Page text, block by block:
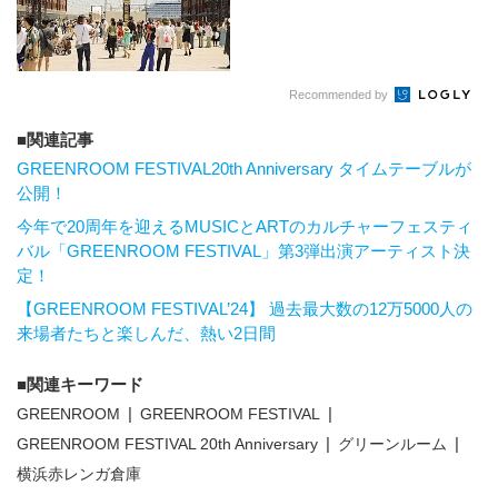
Recommended by
関連記事
GREENROOM FESTIVAL20th Anniversary タイムテーブルが
公開！
今年で20周年を迎えるMUSICとARTのカルチャーフェスティ
バル「GREENROOM FESTIVAL」第3弾出演アーティスト決
定！
【GREENROOM FESTIVAL’24】 過去最大数の12万5000人の
来場者たちと楽しんだ、熱い2日間
関連キーワード
GREENROOM
GREENROOM FESTIVAL
GREENROOM FESTIVAL 20th Anniversary
グリーンルーム
横浜赤レンガ倉庫